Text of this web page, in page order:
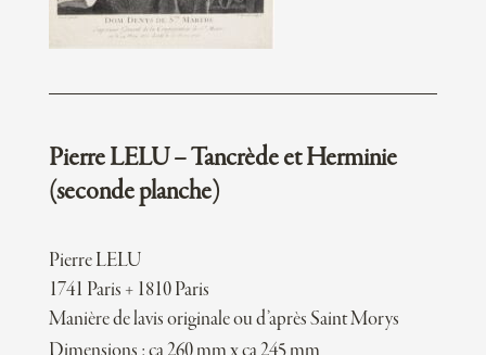
Pierre LELU – Tancrède et Herminie
(seconde planche)
Pierre LELU
1741 Paris + 1810 Paris
Manière de lavis originale ou d’après Saint Morys